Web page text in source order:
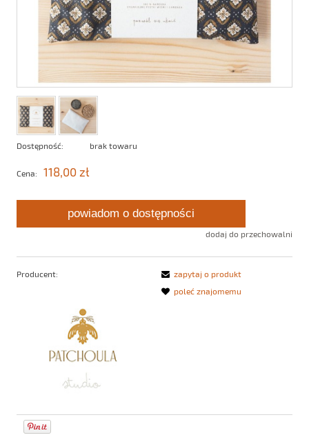
Dostępność: brak towaru
Cena: 118,00 zł
powiadom o dostępności
dodaj do przechowalni
Producent:
zapytaj o produkt
poleć znajomemu